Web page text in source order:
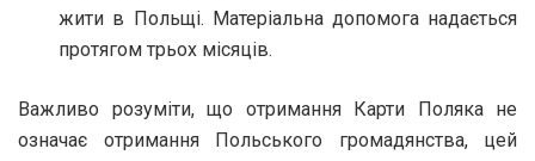
жити в Польщі. Матеріальна допомога надається
протягом трьох місяців.
Важливо розуміти, що отримання Карти Поляка не
означає отримання Польського громадянства, цей